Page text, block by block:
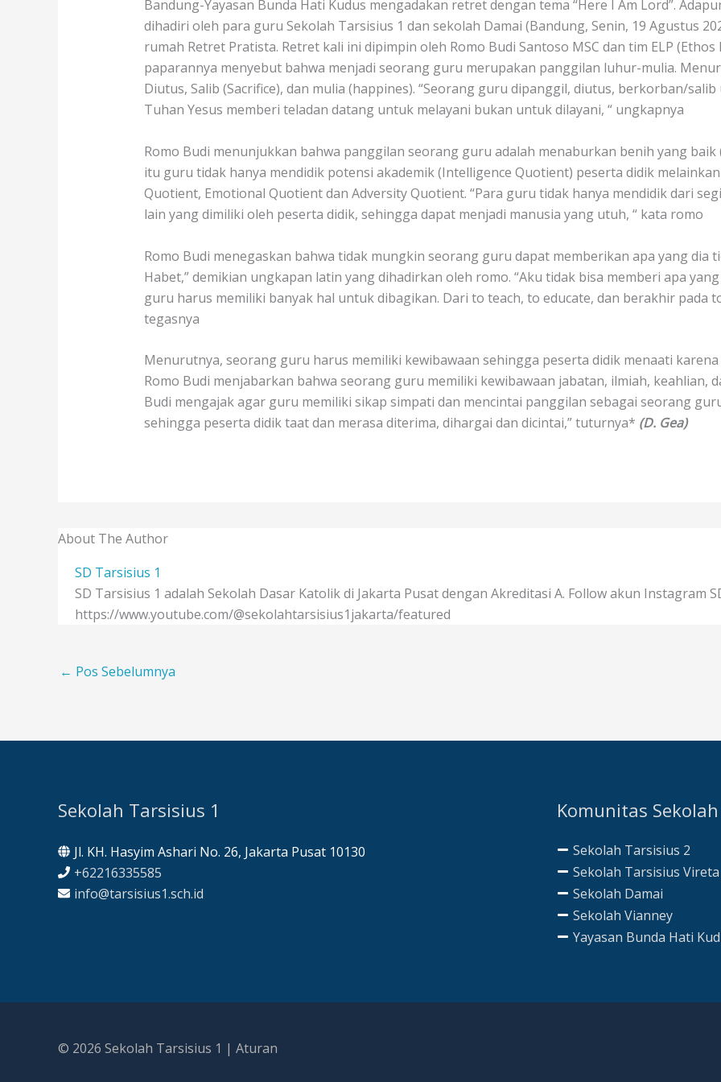
Bandung-Yayasan Bunda Hati Kudus mengadakan retret dengan tema “Here I Am Lord”.
dihadiri oleh para guru Sekolah Tarsisius 1 dan sekolah Damai (Bandung, Senin, 19 Agustus
rumah Retret Pratista. Retret kali ini dipimpin oleh Romo Budi Santoso MSC dan tim ELP
paparannya menyebut bahwa menjadi seorang guru merupakan panggilan luhur-mulia.
Diutus, Salib (Sacrifice), dan mulia (happines). “Seorang guru dipanggil, diutus, berkorban/
Tuhan Yesus memberi teladan datang untuk melayani bukan untuk dilayani, “ ungkapnya
Romo Budi menunjukkan bahwa panggilan seorang guru adalah menaburkan benih yang baik
itu guru tidak hanya mendidik potensi akademik (Intelligence Quotient) peserta didik
Quotient, Emotional Quotient dan Adversity Quotient. “Para guru tidak hanya mendidik dari
lain yang dimiliki oleh peserta didik, sehingga dapat menjadi manusia yang utuh, “ kata romo
Romo Budi menegaskan bahwa tidak mungkin seorang guru dapat memberikan apa yang dia
Habet,” demikian ungkapan latin yang dihadirkan oleh romo. “Aku tidak bisa memberi apa
guru harus memiliki banyak hal untuk dibagikan. Dari to teach, to educate, dan berakhir pada
tegasnya
Menurutnya, seorang guru harus memiliki kewibawaan sehingga peserta didik menaati
Romo Budi menjabarkan bahwa seorang guru memiliki kewibawaan jabatan, ilmiah, keahlian,
Budi mengajak agar guru memiliki sikap simpati dan mencintai panggilan sebagai seorang
sehingga peserta didik taat dan merasa diterima, dihargai dan dicintai,” tuturnya* (D. Gea)
About The Author
SD Tarsisius 1
SD Tarsisius 1 adalah Sekolah Dasar Katolik di Jakarta Pusat dengan Akreditasi A. Follow akun Instagram
https://www.youtube.com/@sekolahtarsisius1jakarta/featured
← Pos Sebelumnya
Sekolah Tarsisius 1
Jl. KH. Hasyim Ashari No. 26, Jakarta Pusat 10130
+62216335585
info@tarsisius1.sch.id
Komunitas Sekolah
Sekolah Tarsisius 2
Sekolah Tarsisius Vireta
Sekolah Damai
Sekolah Vianney
Yayasan Bunda Hati
© 2026 Sekolah Tarsisius 1 | Aturan